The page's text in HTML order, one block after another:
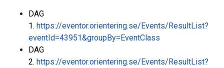
DAG
1. https://eventor.orientering.se/Events/ResultList?
eventId=43951&groupBy=EventClass
DAG
2. https://eventor.orientering.se/Events/ResultList?